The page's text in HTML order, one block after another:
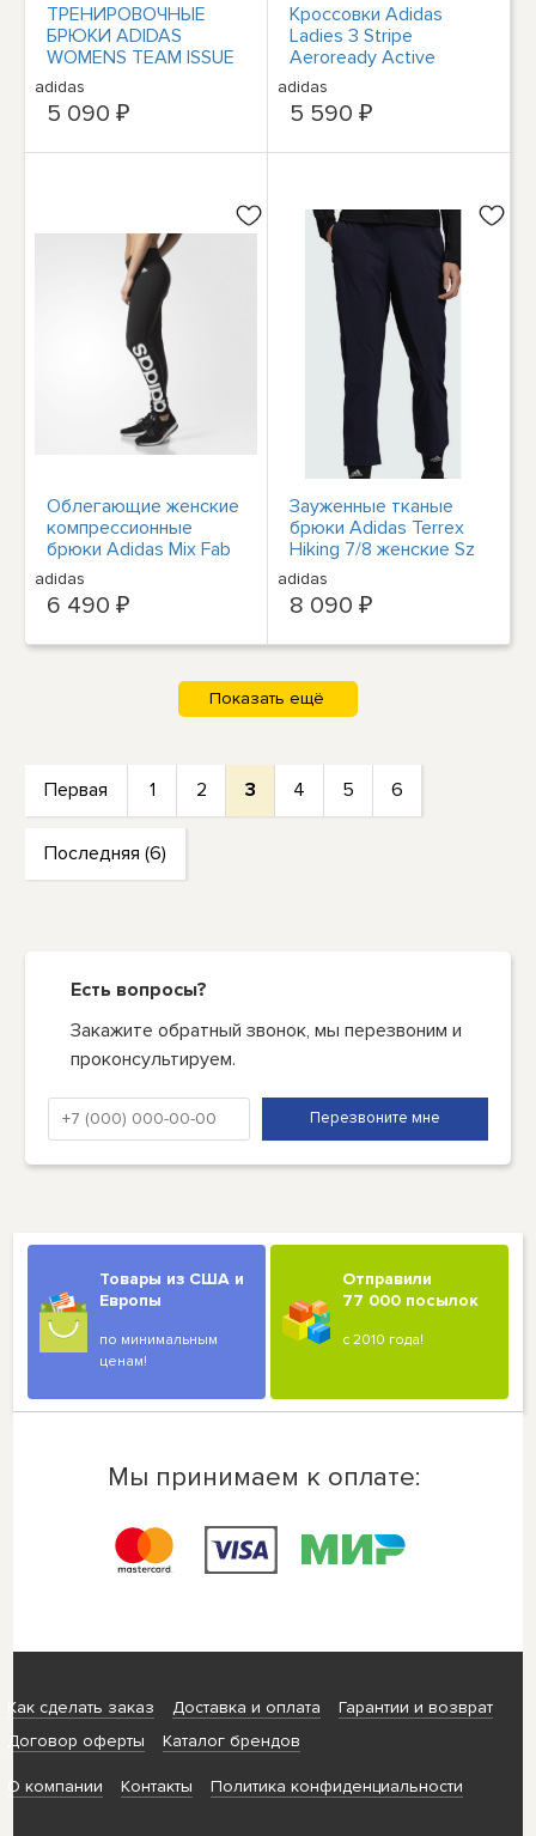
ТРЕНИРОВОЧНЫЕ
БРЮКИ ADIDAS
WOMENS TEAM ISSUE
ЧЕРНОГО/БЕЛОГО
ЦВЕТА НЕБОЛЬШОГО
РАЗМЕРА
adidas
5 090 ₽
Кроссовки Adidas
Ladies 3 Stripe
Aeroready Active
Jogger, черный/белый,
XS
adidas
5 590 ₽
Облегающие женские
компрессионные
брюки Adidas Mix Fab
размера L с черным
рисунком для занятий
йогой
adidas
6 490 ₽
Зауженные тканые
брюки Adidas Terrex
Hiking 7/8 женские Sz
L Metal Grey GD1128 за
110 долларов
adidas
8 090 ₽
Первая 1 2 3 4 5 6
Последняя (6)
Есть вопросы?
Закажите обратный звонок, мы перезвоним и
проконсультируем.
Товары из США и
Европы
по минимальным
ценам!
Отправили
77 000 посылок
с 2010 года!
Мы принимаем к оплате:
Как сделать заказ Доставка и оплата
Гарантии и возврат
Договор оферты
Каталог брендов
О компании Контакты Политика конфиденциальности